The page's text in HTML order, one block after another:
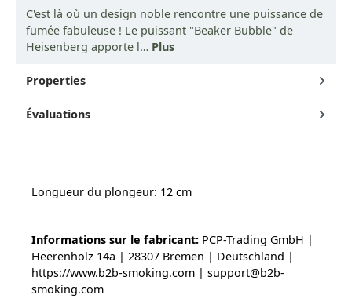
C'est là où un design noble rencontre une puissance de
fumée fabuleuse ! Le puissant "Beaker Bubble" de
Heisenberg apporte l… Plus
Properties
Évaluations
Longueur du plongeur: 12 cm
Informations sur le fabricant: PCP-Trading GmbH |
Heerenholz 14a | 28307 Bremen | Deutschland |
https://www.b2b-smoking.com | support@b2b-
smoking.com